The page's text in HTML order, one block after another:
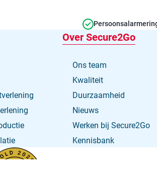
Over Secure2Go
Ons team
Kwaliteit
Duurzaamheid
Nieuws
Werken bij Secure2Go
Kennisbank